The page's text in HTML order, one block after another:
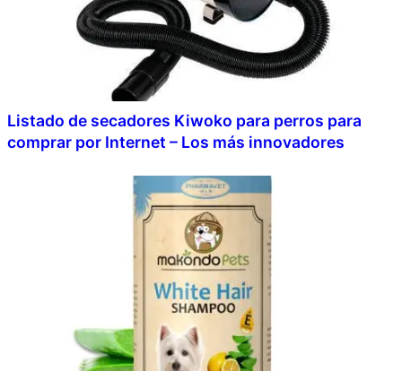
Listado de secadores Kiwoko para perros para
comprar por Internet – Los más innovadores